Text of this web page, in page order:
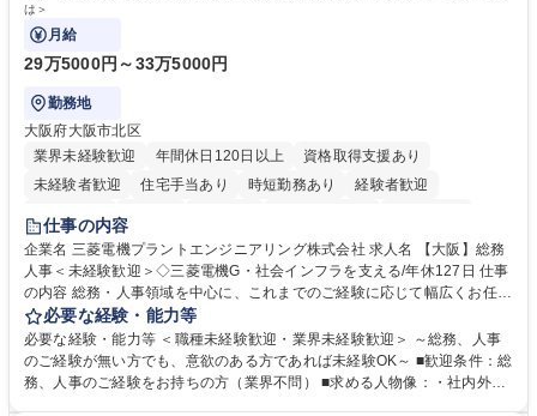
は＞
月給
29万5000円～33万5000円
勤務地
大阪府大阪市北区
業界未経験歓迎
年間休日120日以上
資格取得支援あり
未経験者歓迎
住宅手当あり 時短勤務あり
経験者歓迎
退職金あり
駅近5分以内
土日祝休み 服装自由 寮・社宅あり 食事補助あり
仕事の内容
企業名 三菱電機プラントエンジニアリング株式会社 求人名 【大阪】総務
人事＜未経験歓迎＞◇三菱電機G・社会インフラを支える/年休127日 仕事
の内容 総務・人事領域を中心に、これまでのご経験に応じて幅広くお任せ
します。 ＜具体的には＞ ・総務/人事労務（給与・社保・勤怠管理など）
・採用・教育研修 ・福利厚生運用 など ※基本的には事務所勤務ですが、
採用や教育等の業務内容により、関西圏以外への日帰り・宿泊を伴う国内
出張もございます。 ※担当業務を持ちつつ、お互いに助け合いながら、総
必要な経験・能力等
必要な経験・能力等 ＜職種未経験歓迎・業界未経験歓迎＞ ～総務、人事
のご経験が無い方でも、意欲のある方であれば未経験OK～ ■歓迎条件：総
務、人事のご経験をお持ちの方（業界不問） ■求める人物像：・社内外の